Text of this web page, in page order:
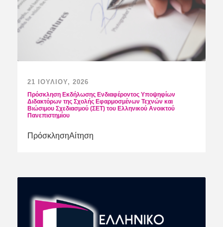
21 ΙΟΥΛΊΟΥ, 2026
Πρόσκληση Εκδήλωσης Ενδιαφέροντος Υποψηφίων
Διδακτόρων της Σχολής Εφαρμοσμένων Τεχνών και
Βιώσιμου Σχεδιασμού (ΣΕΤ) του Ελληνικού Ανοικτού
Πανεπιστημίου
ΠρόσκλησηΑίτηση